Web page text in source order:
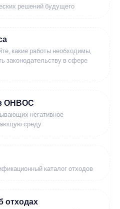
решений будущего
какие работы необходимы,
законодательству в сфере
ОНВОС
негативное
среду
каталог отходов
отходах